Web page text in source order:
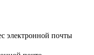
электронной почты